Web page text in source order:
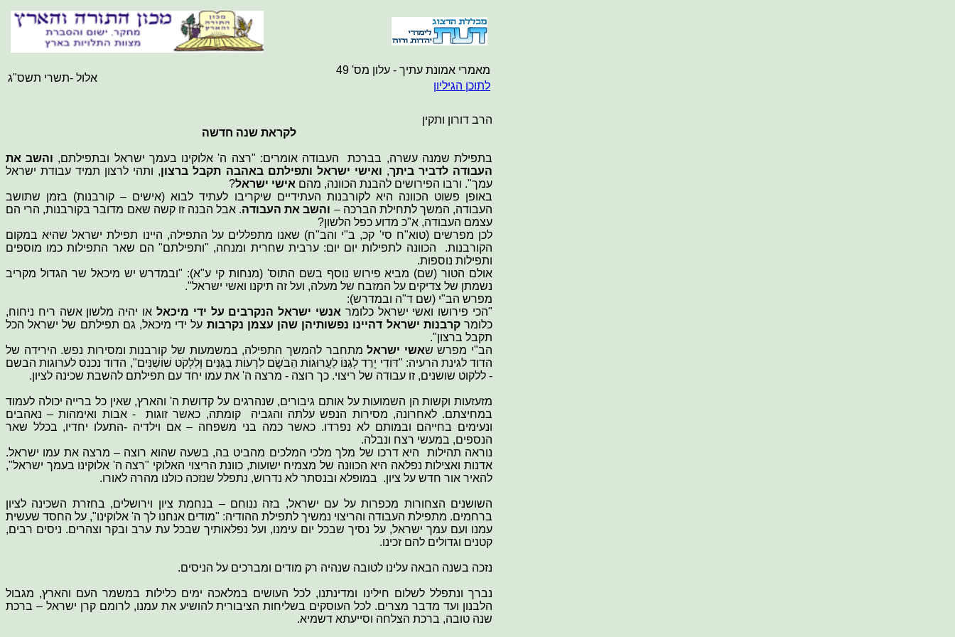
מאמרי אמונת עתיך - עלון מס' 4 9
לתוכן הגיליון
אלול -תשרי תשס"ג
הרב דורון ותקין
לקראת שנה חדשה
בתפילת שמנה עשרה, בברכת העבודה אומרים: "רצה ה' אלוקינו בעמך ישראל ובתפילתם, והשב את
העבודה לדביר ביתך, ואישי ישראל ותפילתם באהבה תקבל ברצון, ותהי לרצון תמיד עבודת ישראל
עמך". ורבו הפירושים להבנת הכוונה, מהם אישי ישראל?
באופן פשוט הכוונה היא לקורבנות העתידיים שיקריבו לעתיד לבוא (אישים – קורבנות) בזמן שתושב
העבודה, המשך לתחילת הברכה – והשב את העבודה. אבל הבנה זו קשה שאם מדובר בקורבנות, הרי הם
עצמם העבודה, א"כ מדוע כפל הלשון?
לכן מפרשים (טוא"ח סי' קכ, ב"י והב"ח) שאנו מתפללים על התפילה, היינו תפילת ישראל שהיא במקום
הקורבנות. הכוונה לתפילות יום יום: ערבית שחרית ומנחה, "ותפילתם" הם שאר התפילות כמו מוספים
ותפילות נוספות.
אולם הטור (שם) מביא פירוש נוסף בשם התוס' (מנחות קי ע"א): "ובמדרש יש מיכאל שר הגדול מקריב
נשמתן של צדיקים על המזבח של מעלה, ועל זה תיקנו ואשי ישראל".
מפרש הב"י (שם ד"ה ובמדרש):
"הכי פירושו ואשי ישראל כלומר אנשי ישראל הנקרבים על ידי מיכאל או יהיה מלשון אשה ריח ניחוח,
כלומרקרבנות ישראל דהיינו נפשותיהן שהן עצמן נקרבות על ידי מיכאל, גם תפילתם של ישראל הכל
תקבל ברצון".
הב"י מפרש שאשי ישראלמתחבר להמשך התפילה, במשמעות של קורבנות ומסירות נפש. הירידה של
הדוד לגינת הרעיה: "דּוֹדִי יָרַד לְגַנּוֹ לַעֲרוּגוֹת הַבֹּשֶׂם לִרְעוֹת בַּגַּנִּים וְלִלְקֹט שׁוֹשַׁנִּים", הדוד נכנס לערוגות הבשם
- ללקוט שושנים, זו עבודה של ריצוי. כך רוצה - מרצה ה' את עמו יחד עם תפילתם להשבת שכינה לציון.
מזעזעות וקשות הן השמועות על אותם גיבורים, שנהרגים על קדושת ה' והארץ, שאין כל ברייה יכולה לעמוד
במחיצתם. לאחרונה, מסירות הנפש עלתה והגביה קומתה, כאשר זוגות - אבות ואימהות – נאהבים
ונעימים בחייהם ובמותם לא נפרדו. כאשר כמה בני משפחה – אם וילדיה -התעלו יחדיו, בכלל שאר
הנספים, במעשי רצח ונבלה.
נוראה תהילות היא דרכו של מלך מלכי המלכים מהביט בה, בשעה שהוא רוצה – מרצה את עמו ישראל.
אדנות ואצילות נפלאה היא הכוונה של מצמיח ישועות, כוונת הריצוי האלוקי "רצה ה' אלוקינו בעמך ישראל",
להאיר אור חדש על ציון. במופלא ובנסתר לא נדרוש, נתפלל שנזכה כולנו מהרה לאורו.
השושנים הצחורות מכפרות על עם ישראל, בזה ננוחם – בנחמת ציון וירושלים, בחזרת השכינה לציון
ברחמים. מתפילת העבודה והריצוי נמשיך לתפילת ההודיה: "מודים אנחנו לך ה' אלוקינו", על החסד שעשית
עמנו ועם עמך ישראל, על נסיך שבכל יום עימנו, ועל נפלאותיך שבכל עת ערב ובקר וצהרים. ניסים רבים,
קטנים וגדולים להם זכינו.
נזכה בשנה הבאה עלינו לטובה שנהיה רק מודים ומברכים על הניסים.
נברך ונתפלל לשלום חילינו ומדינתנו, לכל העושים במלאכה ימים כלילות במשמר העם והארץ, מגבול
הלבנון ועד מדבר מצרים. לכל העוסקים בשליחות הציבורית להושיע את עמנו, לרומם קרן ישראל – ברכת
שנה טובה, ברכת הצלחה וסייעתא דשמיא.